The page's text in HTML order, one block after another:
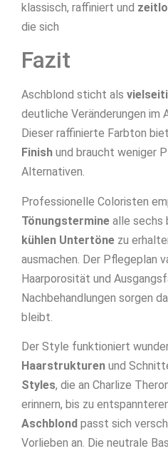
klassisch, raffiniert und
die sich
Fazit
Aschblond sticht als
deutliche Veränderungen im
Dieser raffinierte Farbton
Finish und braucht weniger
Alternativen.
Professionelle Coloristen
Tönungstermine alle sechs
kühlen Untertöne zu
ausmachen. Der Pflegeplan
Haarporosität und
Nachbehandlungen sorgen
bleibt.
Der Style funktioniert
Haarstrukturen und
Styles, die an Charlize
erinnern, bis zu
Aschblond passt sich
Vorlieben an. Die neutrale